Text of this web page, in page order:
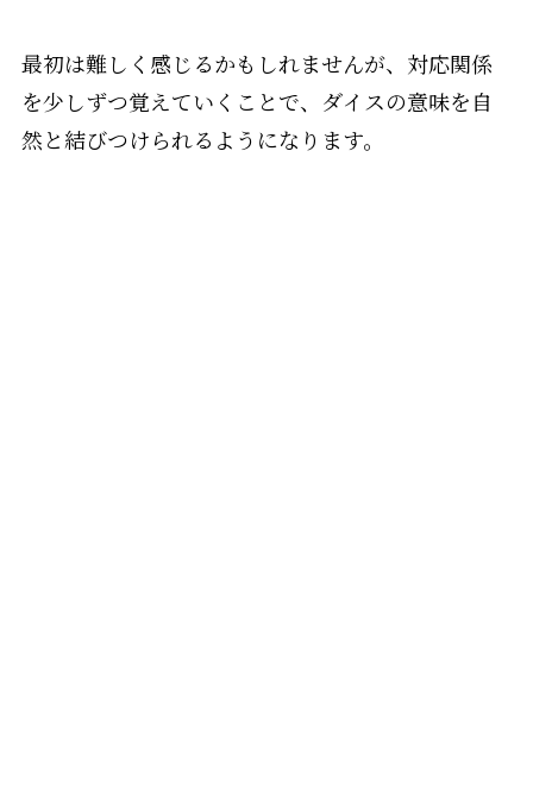
最初は難しく感じるかもしれませんが、対応関係
を少しずつ覚えていくことで、ダイスの意味を自
然と結びつけられるようになります。